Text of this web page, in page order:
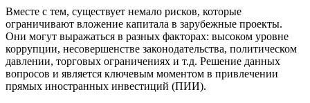
Вместе с тем, существует немало рисков, которые
ограничивают вложение капитала в зарубежные проекты.
Они могут выражаться в разных факторах: высоком уровне
коррупции, несовершенстве законодательства, политическом
давлении, торговых ограничениях и т.д. Решение данных
вопросов и является ключевым моментом в привлечении
прямых иностранных инвестиций (ПИИ).